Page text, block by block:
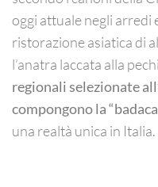
oggi attuale negli arredi
ristorazione asiatica di
l’anatra laccata alla
regionali selezionate
compongono la
una realtà unica in Italia.